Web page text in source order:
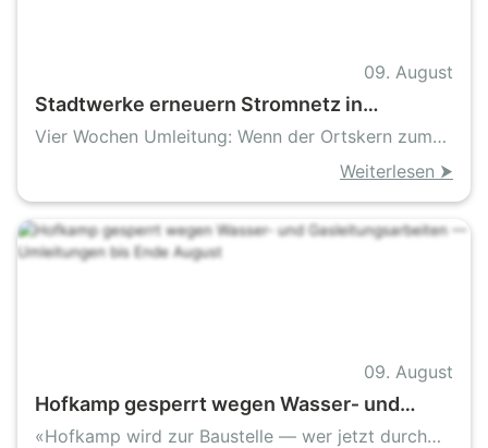
09. August
Stadtwerke erneuern Stromnetz in
Ostenfelde: Margaretenplatz wird gesperrt
Vier Wochen Umleitung: Wenn der Ortskern zum
Weiterlesen ⮞
09. August
Hofkamp gesperrt wegen Wasser‑ und
Gasleitungsarbeiten — Umleitungen bis
«Hofkamp wird zur Baustelle — wer jetzt durch